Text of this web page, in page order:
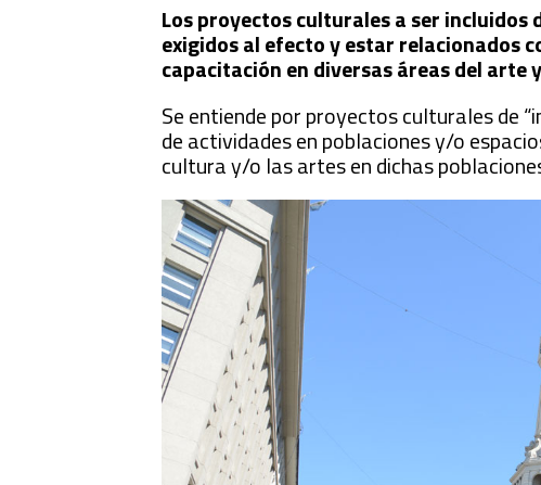
Los proyectos culturales a ser
exigidos al efecto y estar relacionados
capacitación en diversas áreas del
Se entiende por proyectos culturales de
de actividades en poblaciones y/o
cultura y/o las artes en dichas